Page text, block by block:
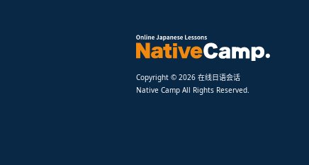
Copyright © 2026 在线日语会话
Native Camp All Rights Reserved.